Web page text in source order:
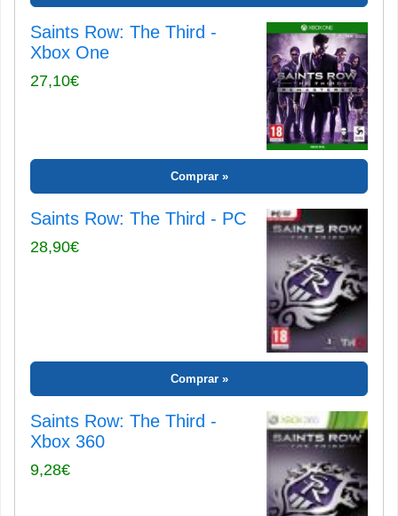
Saints Row: The Third -
Xbox One
27,10€
Comprar
Saints Row: The Third - PC
28,90€
Comprar
Saints Row: The Third -
Xbox 360
9,28€